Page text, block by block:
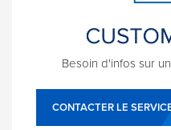
Besoin d'infos sur
CONTACTER LE